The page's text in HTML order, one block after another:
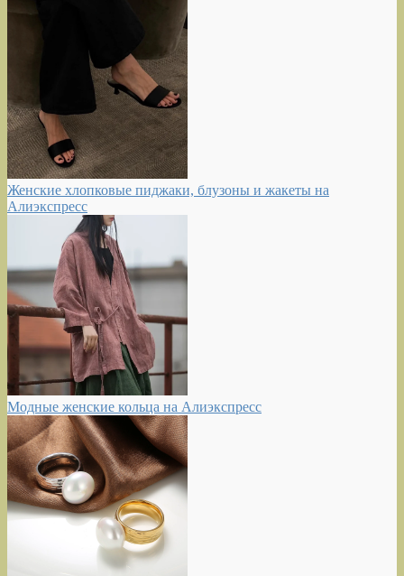
Женские хлопковые пиджаки, блузоны и жакеты на
Алиэкспресс
Модные женские кольца на Алиэкспресс